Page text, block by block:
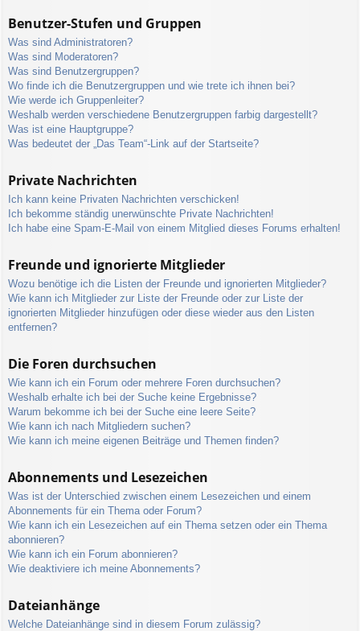
Benutzer-Stufen und Gruppen
Was sind Administratoren?
Was sind Moderatoren?
Was sind Benutzergruppen?
Wo finde ich die Benutzergruppen und wie trete ich ihnen bei?
Wie werde ich Gruppenleiter?
Weshalb werden verschiedene Benutzergruppen farbig dargestellt?
Was ist eine Hauptgruppe?
Was bedeutet der „Das Team“-Link auf der Startseite?
Private Nachrichten
Ich kann keine Privaten Nachrichten verschicken!
Ich bekomme ständig unerwünschte Private Nachrichten!
Ich habe eine Spam-E-Mail von einem Mitglied dieses Forums erhalten!
Freunde und ignorierte Mitglieder
Wozu benötige ich die Listen der Freunde und ignorierten Mitglieder?
Wie kann ich Mitglieder zur Liste der Freunde oder zur Liste der
ignorierten Mitglieder hinzufügen oder diese wieder aus den Listen
entfernen?
Die Foren durchsuchen
Wie kann ich ein Forum oder mehrere Foren durchsuchen?
Weshalb erhalte ich bei der Suche keine Ergebnisse?
Warum bekomme ich bei der Suche eine leere Seite?
Wie kann ich nach Mitgliedern suchen?
Wie kann ich meine eigenen Beiträge und Themen finden?
Abonnements und Lesezeichen
Was ist der Unterschied zwischen einem Lesezeichen und einem
Abonnements für ein Thema oder Forum?
Wie kann ich ein Lesezeichen auf ein Thema setzen oder ein Thema
abonnieren?
Wie kann ich ein Forum abonnieren?
Wie deaktiviere ich meine Abonnements?
Dateianhänge
Welche Dateianhänge sind in diesem Forum zulässig?